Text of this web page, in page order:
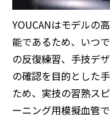
YOUCANはモデルの
能であるため、いつ
の反復練習、手技デ
の確認を目的とした
ため、実技の習熟ス
ーニング用模擬血管で